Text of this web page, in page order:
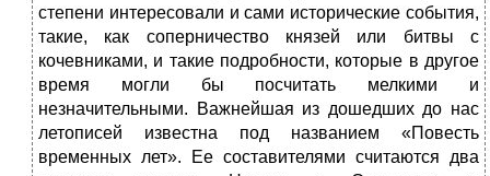
степени интересовали и сами исторические события,
такие, как соперничество князей или битвы с
кочевниками, и такие подробности, которые в другое
время могли бы посчитать мелкими и
незначительными. Важнейшая из дошедших до нас
летописей известна под названием «Повесть
временных лет». Ее составителями считаются два